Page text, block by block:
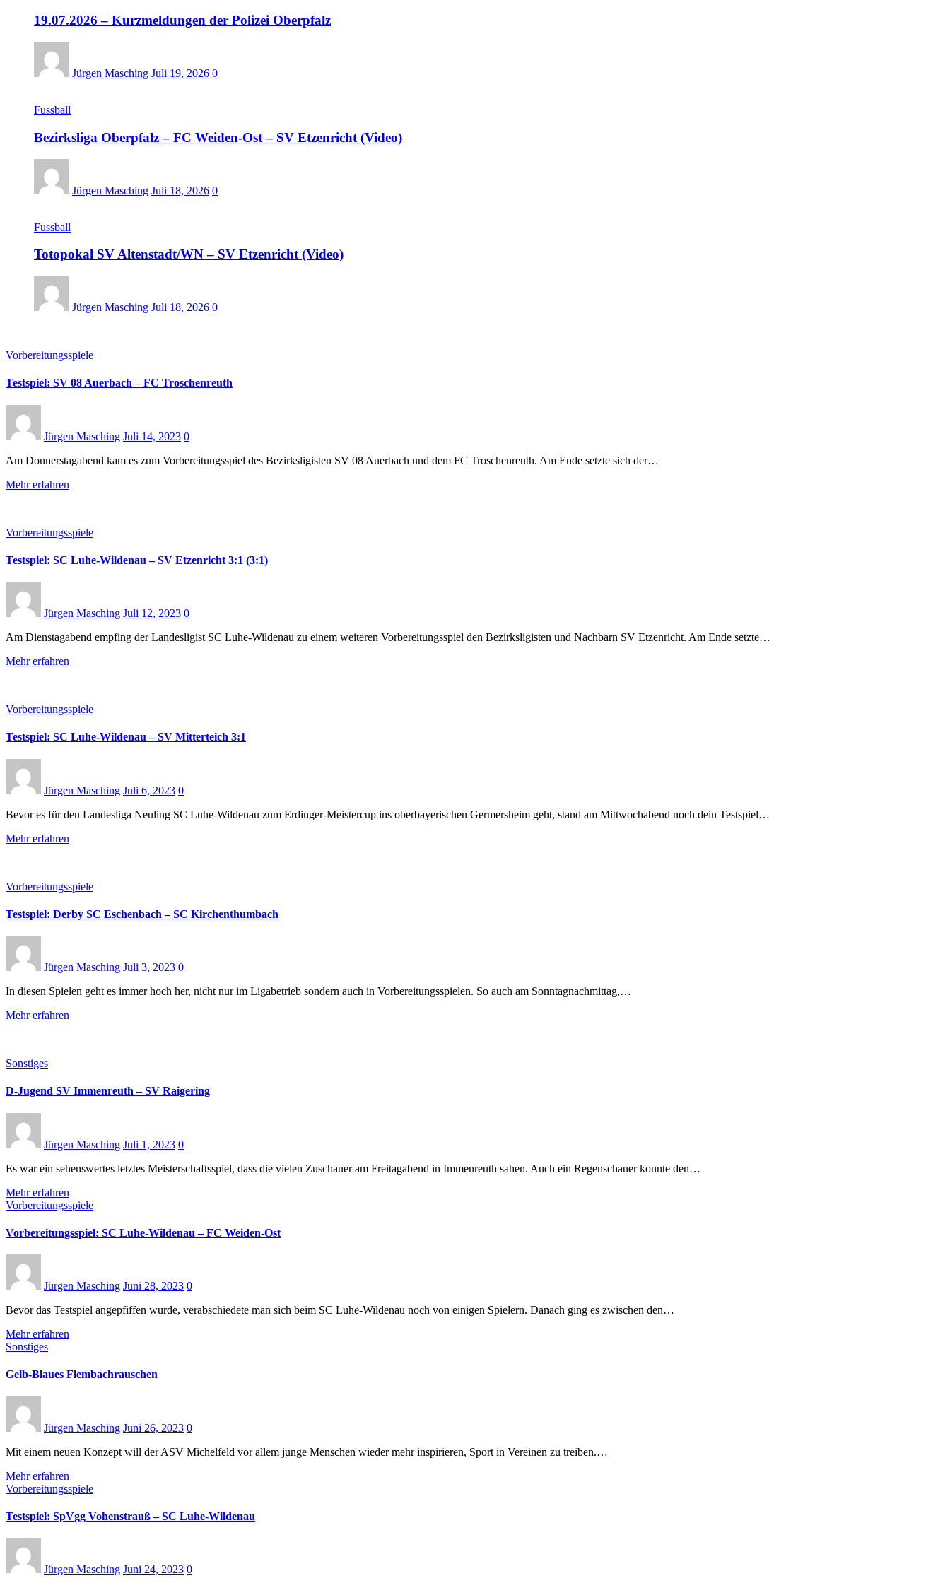
19.07.2026 – Kurzmeldungen der Polizei Oberpfalz
Jürgen Masching Juli 19, 2026 0
Fussball
Bezirksliga Oberpfalz – FC Weiden-Ost – SV Etzenricht (Video)
Jürgen Masching Juli 18, 2026 0
Fussball
Totopokal SV Altenstadt/WN – SV Etzenricht (Video)
Jürgen Masching Juli 18, 2026 0
Vorbereitungsspiele
Testspiel: SV 08 Auerbach – FC Troschenreuth
Jürgen Masching Juli 14, 2023 0
Am Donnerstagabend kam es zum Vorbereitungsspiel des Bezirksligisten SV 08 Auerbach und dem FC Troschenreuth. Am Ende setzte sich der…
Mehr erfahren
Vorbereitungsspiele
Testspiel: SC Luhe-Wildenau – SV Etzenricht 3:1 (3:1)
Jürgen Masching Juli 12, 2023 0
Am Dienstagabend empfing der Landesligist SC Luhe-Wildenau zu einem weiteren Vorbereitungsspiel den Bezirksligisten und Nachbarn SV Etzenricht. Am Ende setzte…
Mehr erfahren
Vorbereitungsspiele
Testspiel: SC Luhe-Wildenau – SV Mitterteich 3:1
Jürgen Masching Juli 6, 2023 0
Bevor es für den Landesliga Neuling SC Luhe-Wildenau zum Erdinger-Meistercup ins oberbayerischen Germersheim geht, stand am Mittwochabend noch dein Testspiel…
Mehr erfahren
Vorbereitungsspiele
Testspiel: Derby SC Eschenbach – SC Kirchenthumbach
Jürgen Masching Juli 3, 2023 0
In diesen Spielen geht es immer hoch her, nicht nur im Ligabetrieb sondern auch in Vorbereitungsspielen. So auch am Sonntagnachmittag,…
Mehr erfahren
Sonstiges
D-Jugend SV Immenreuth – SV Raigering
Jürgen Masching Juli 1, 2023 0
Es war ein sehenswertes letztes Meisterschaftsspiel, dass die vielen Zuschauer am Freitagabend in Immenreuth sahen. Auch ein Regenschauer konnte den…
Mehr erfahren
Vorbereitungsspiele
Vorbereitungsspiel: SC Luhe-Wildenau – FC Weiden-Ost
Jürgen Masching Juni 28, 2023 0
Bevor das Testspiel angepfiffen wurde, verabschiedete man sich beim SC Luhe-Wildenau noch von einigen Spielern. Danach ging es zwischen den…
Mehr erfahren
Sonstiges
Gelb-Blaues Flembachrauschen
Jürgen Masching Juni 26, 2023 0
Mit einem neuen Konzept will der ASV Michelfeld vor allem junge Menschen wieder mehr inspirieren, Sport in Vereinen zu treiben.…
Mehr erfahren
Vorbereitungsspiele
Testspiel: SpVgg Vohenstrauß – SC Luhe-Wildenau
Jürgen Masching Juni 24, 2023 0